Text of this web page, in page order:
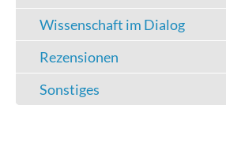
Wissenschaft im Dialog
Rezensionen
Sonstiges